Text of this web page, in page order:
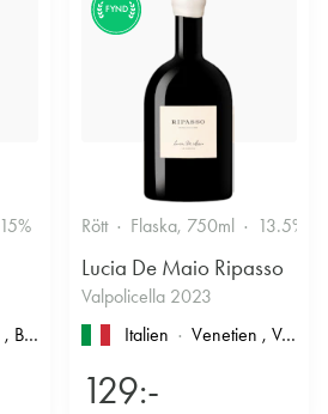
15% Stramt & Nyanserat
, Barolo
FYND
Rött Flaska, 750ml 13.5%
Lucia De Maio Ripasso
Valpolicella 2023
Italien
Venetien , Valpolicella
129:-